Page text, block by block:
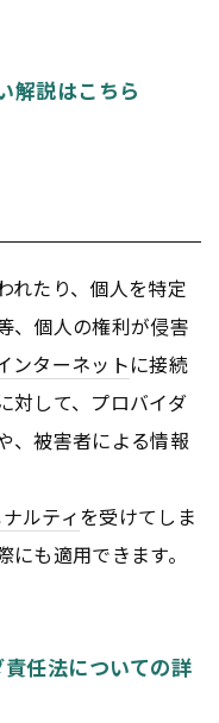
解説はこちら
れたり、個人を特定
、個人の権利が侵害
ンターネットに接続
対して、プロバイダ
、被害者による情報
ルティを受けてしま
も適用できます。
任法についての詳